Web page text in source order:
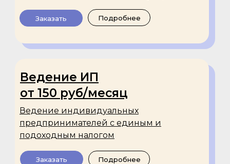
Ведение ИП
от 150 руб/месяц
Ведение индивидуальных
предпринимателей с единым и
подоходным налогом
Подробнее
Заказать
Подробнее
Заказать